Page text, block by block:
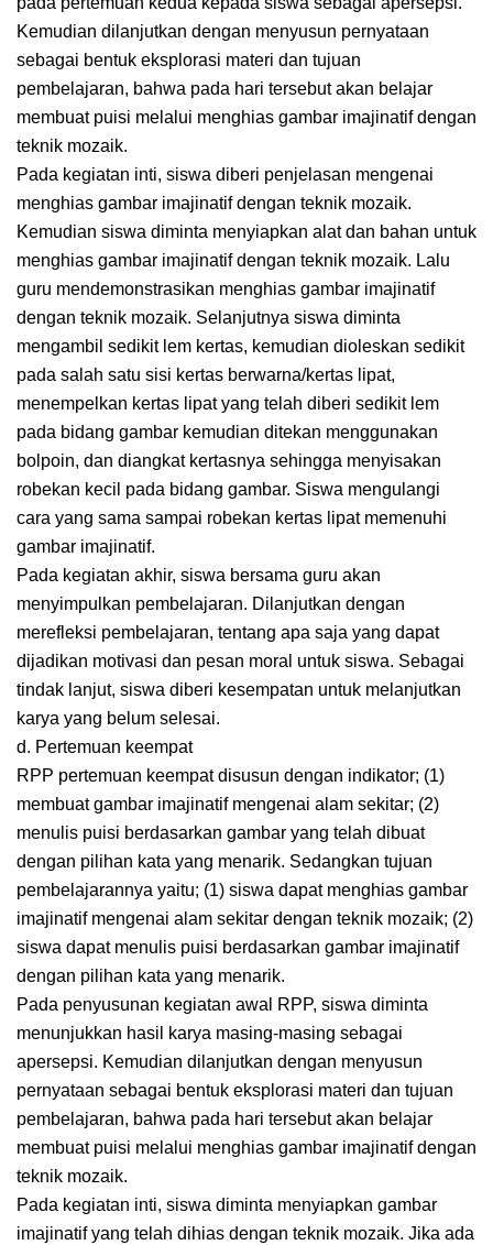
Kemudian dilanjutkan dengan menyusun pernyataan
sebagai bentuk eksplorasi materi dan tujuan
pembelajaran, bahwa pada hari tersebut akan belajar
membuat puisi melalui menghias gambar imajinatif dengan
teknik mozaik.
Pada kegiatan inti, siswa diberi penjelasan mengenai
menghias gambar imajinatif dengan teknik mozaik.
Kemudian siswa diminta menyiapkan alat dan bahan untuk
menghias gambar imajinatif dengan teknik mozaik. Lalu
guru mendemonstrasikan menghias gambar imajinatif
dengan teknik mozaik. Selanjutnya siswa diminta
mengambil sedikit lem kertas, kemudian dioleskan sedikit
pada salah satu sisi kertas berwarna/kertas lipat,
menempelkan kertas lipat yang telah diberi sedikit lem
pada bidang gambar kemudian ditekan menggunakan
bolpoin, dan diangkat kertasnya sehingga menyisakan
robekan kecil pada bidang gambar. Siswa mengulangi
cara yang sama sampai robekan kertas lipat memenuhi
gambar imajinatif.
Pada kegiatan akhir, siswa bersama guru akan
menyimpulkan pembelajaran. Dilanjutkan dengan
merefleksi pembelajaran, tentang apa saja yang dapat
dijadikan motivasi dan pesan moral untuk siswa. Sebagai
tindak lanjut, siswa diberi kesempatan untuk melanjutkan
karya yang belum selesai.
d. Pertemuan keempat
RPP pertemuan keempat disusun dengan indikator; (1)
membuat gambar imajinatif mengenai alam sekitar; (2)
menulis puisi berdasarkan gambar yang telah dibuat
dengan pilihan kata yang menarik. Sedangkan tujuan
pembelajarannya yaitu; (1) siswa dapat menghias gambar
imajinatif mengenai alam sekitar dengan teknik mozaik; (2)
siswa dapat menulis puisi berdasarkan gambar imajinatif
dengan pilihan kata yang menarik.
Pada penyusunan kegiatan awal RPP, siswa diminta
menunjukkan hasil karya masing-masing sebagai
apersepsi. Kemudian dilanjutkan dengan menyusun
pernyataan sebagai bentuk eksplorasi materi dan tujuan
pembelajaran, bahwa pada hari tersebut akan belajar
membuat puisi melalui menghias gambar imajinatif dengan
teknik mozaik.
Pada kegiatan inti, siswa diminta menyiapkan gambar
imajinatif yang telah dihias dengan teknik mozaik. Jika ada